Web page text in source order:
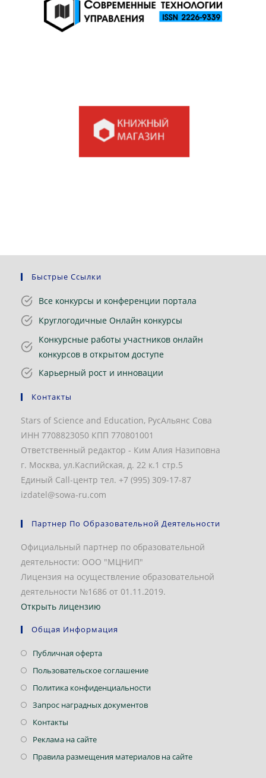
Быстрые Ссылки
Все конкурсы и конференции портала
Круглогодичные Онлайн конкурсы
Конкурсные работы участников онлайн
конкурсов в открытом доступе
Карьерный рост и инновации
Контакты
Stars of Science and Education, РусАльянс Сова
ИНН 7708823050 КПП 770801001
Ответственный редактор - Ким Алия Назиповна
г. Москва, ул.Каспийская, д. 22 к.1 стр.5
Единый Call-центр тел. +7 (995) 309-17-87
izdatel@sowa-ru.com
Партнер По Образовательной Деятельности
Официальный партнер по образовательной
деятельности: ООО "МЦНИП"
Лицензия на осуществление образовательной
деятельности №1686 от 01.11.2019.
Открыть лицензию
Общая Информация
Публичная оферта
Пользовательское соглашение
Политика конфиденциальности
Запрос наградных документов
Контакты
Реклама на сайте
Правила размещения материалов на сайте